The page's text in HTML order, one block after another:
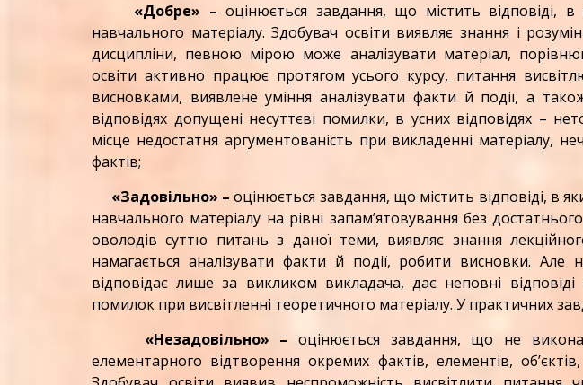
«Добре» – оцінюється завдання, що містить відповіді,
навчального матеріалу. Здобувач освіти виявляє знання і
дисципліни, певною мірою може аналізувати матеріал,
освіти активно працює протягом усього курсу, питання
висновками, виявлене уміння аналізувати факти й події, а
відповідях допущені несуттєві помилки, в усних відповідях –
місце недостатня аргументованість при викладенні матеріалу,
фактів;
«Задовільно» – оцінюється завдання, що містить відповіді, в
навчального матеріалу на рівні запам’ятовування без
оволодів суттю питань з даної теми, виявляє знання
намагається аналізувати факти й події, робити висновки. Але
відповідає лише за викликом викладача, дає неповні
помилок при висвітленні теоретичного матеріалу. У практичних
«Незадовільно» – оцінюється завдання, що не
елементарного відтворення окремих фактів, елементів,